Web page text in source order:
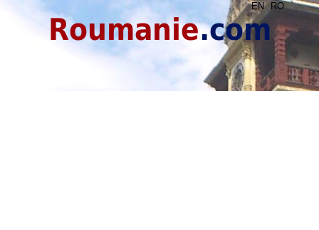
EN RO
Roumanie.com